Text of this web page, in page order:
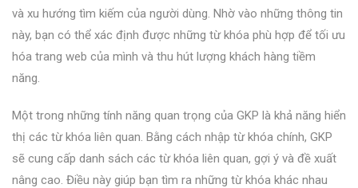
và xu hướng tìm kiếm của người dùng. Nhờ vào những thông tin
này, bạn có thể xác định được những từ khóa phù hợp để tối ưu
hóa trang web của mình và thu hút lượng khách hàng tiềm
năng.
Một trong những tính năng quan trọng của GKP là khả năng hiển
thị các từ khóa liên quan. Bằng cách nhập từ khóa chính, GKP
sẽ cung cấp danh sách các từ khóa liên quan, gợi ý và đề xuất
nâng cao. Điều này giúp bạn tìm ra những từ khóa khác nhau